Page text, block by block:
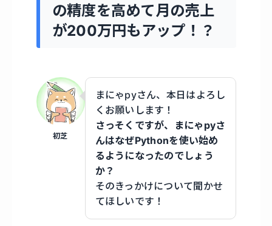
の精度を高めて月の売上
が200万円もアップ！？
初芝
まにゃpyさん、本日はよろし
くお願いします！
さっそくですが、まにゃpyさ
んはなぜPythonを使い始め
るようになったのでしょう
か？
そのきっかけについて聞かせ
てほしいです！